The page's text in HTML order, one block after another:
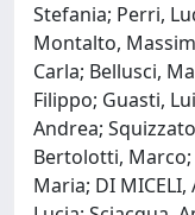
Stefania; Perri,
Montalto,
Carla; Bellusci,
Filippo; Guasti,
Andrea;
Bertolotti,
Maria; DI